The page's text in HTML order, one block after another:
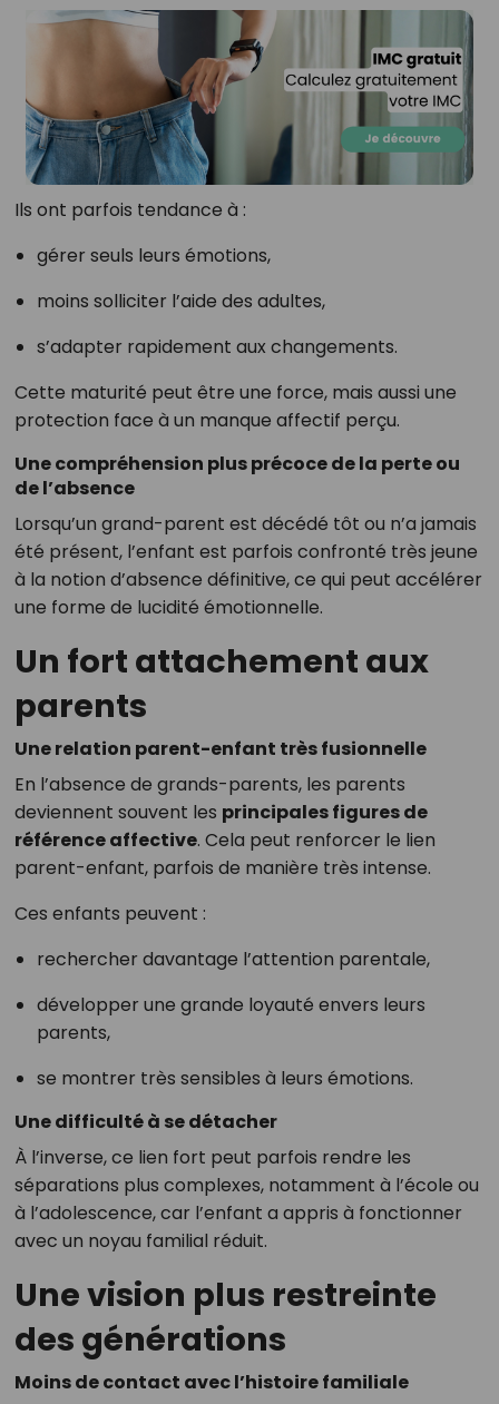
Ils ont parfois tendance à :
gérer seuls leurs émotions,
moins solliciter l’aide des adultes,
s’adapter rapidement aux changements.
Cette maturité peut être une force, mais aussi une
protection face à un manque affectif perçu.
Une compréhension plus précoce de la perte ou
de l’absence
Lorsqu’un grand-parent est décédé tôt ou n’a jamais
été présent, l’enfant est parfois confronté très jeune
à la notion d’absence définitive, ce qui peut accélérer
une forme de lucidité émotionnelle.
Un fort attachement aux
parents
Une relation parent-enfant très fusionnelle
En l’absence de grands-parents, les parents
deviennent souvent les principales figures de
référence affective. Cela peut renforcer le lien
parent-enfant, parfois de manière très intense.
Ces enfants peuvent :
rechercher davantage l’attention parentale,
développer une grande loyauté envers leurs
parents,
se montrer très sensibles à leurs émotions.
Une difficulté à se détacher
À l’inverse, ce lien fort peut parfois rendre les
séparations plus complexes, notamment à l’école ou
à l’adolescence, car l’enfant a appris à fonctionner
avec un noyau familial réduit.
Une vision plus restreinte
des générations
Moins de contact avec l’histoire familiale